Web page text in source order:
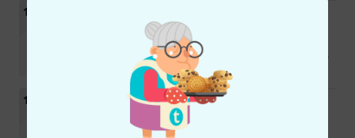
18
Sennheiser HD-490 PRO
€ 344
19
PSA-1
1678